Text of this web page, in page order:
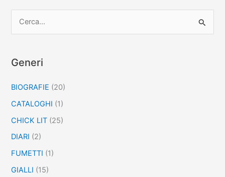
c
:
Generi
BIOGRAFIE (20)
CATALOGHI (1)
CHICK LIT (25)
DIARI (2)
FUMETTI (1)
GIALLI (15)